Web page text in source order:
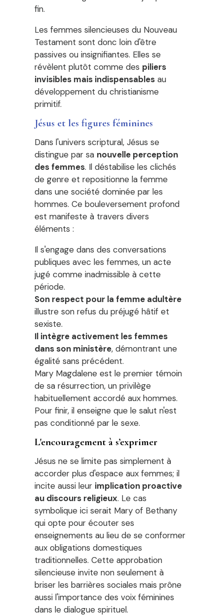
fin.
Les femmes silencieuses du Nouveau
Testament sont donc loin d'être
passives ou insignifiantes. Elles se
révèlent plutôt comme des piliers
invisibles mais indispensables au
développement du christianisme
primitif.
Jésus et les figures féminines
Dans l'univers scriptural, Jésus se
distingue par sa nouvelle perception
des femmes. Il déstabilise les clichés
de genre et repositionne la femme
dans une société dominée par les
hommes. Ce bouleversement profond
est manifeste à travers divers
éléments :
Il s'engage dans des conversations
publiques avec les femmes, un acte
jugé comme inadmissible à cette
période.
Son respect pour la femme adultère
illustre son refus du préjugé hâtif et
sexiste.
Il intègre activement les femmes
dans son ministère, démontrant une
égalité sans précédent.
Mary Magdalene est le premier témoin
de sa résurrection, un privilège
habituellement accordé aux hommes.
Pour finir, il enseigne que le salut n'est
pas conditionné par le sexe.
L'encouragement à s’exprimer
Jésus ne se limite pas simplement à
accorder plus d'espace aux femmes; il
incite aussi leur implication proactive
au discours religieux. Le cas
symbolique ici serait Mary of Bethany
qui opte pour écouter ses
enseignements au lieu de se conformer
aux obligations domestiques
traditionnelles. Cette approbation
silencieuse invite non seulement à
briser les barrières sociales mais prône
aussi l'importance des voix féminines
dans le dialogue spirituel.